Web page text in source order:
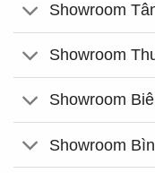
Showroom
Showroom
Showroom
Showroom